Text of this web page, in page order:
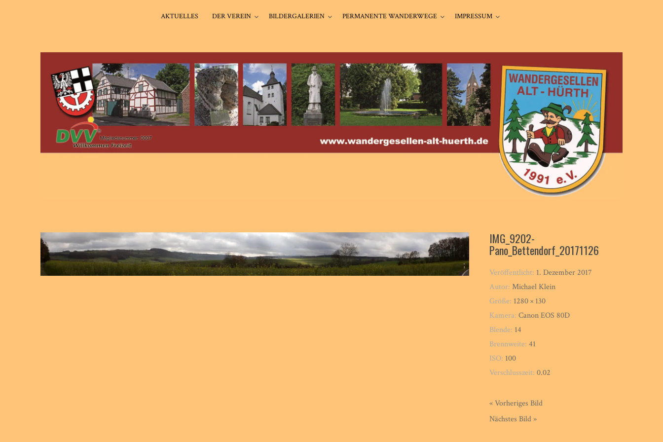
AKTUELLES DER VEREIN BILDERGALERIEN PERMANENTE WANDERWEGE IMPRESSUM
IMG_9202-
Pano_Bettendorf_20171126
Veröffentlicht: 1. Dezember 2017
Autor:Michael Klein
Größe: 1280 × 130
Kamera:Canon EOS 80D
Blende: 14
Brennweite:41
ISO: 100
Verschlusszeit:0.02
« Vorheriges Bild
Nächstes Bild »